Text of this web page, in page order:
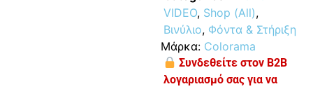
VIDEO, Shop (All),
Βινύλιο, Φόντα & Στήριξη
Μάρκα: Colorama
Συνδεθείτε στον B2B
λογαριασμό σας για να